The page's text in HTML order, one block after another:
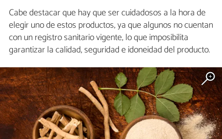
Cabe destacar que hay que ser cuidadosos a la hora de
elegir uno de estos productos, ya que algunos no cuentan
con un registro sanitario vigente, lo que imposibilita
garantizar la calidad, seguridad e idoneidad del producto.